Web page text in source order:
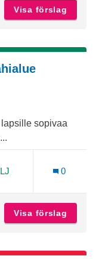
Visa förslag
sopivaa
0
Visa förslag